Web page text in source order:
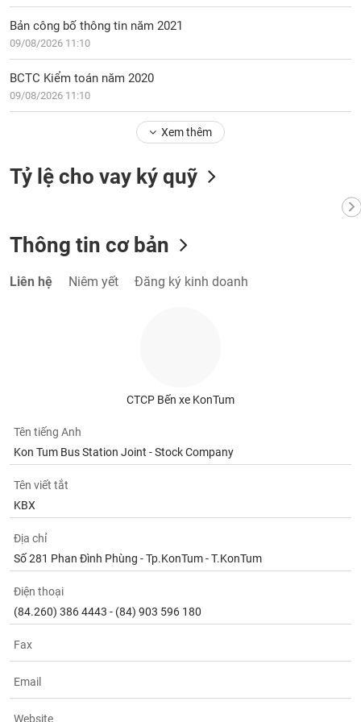
Bản công bố thông tin năm 2021
09/08/2026 11:10
BCTC Kiểm toán năm 2020
09/08/2026 11:10
Xem thêm
Tỷ lệ cho vay ký quỹ
Thông tin cơ bản
Liên hệ Niêm yết Đăng ký kinh doanh
CTCP Bến xe KonTum
Tên tiếng Anh
Kon Tum Bus Station Joint - Stock Company
Tên viết tắt
KBX
Địa chỉ
Số 281 Phan Đình Phùng - Tp.KonTum - T.KonTum
Điện thoại
(84.260) 386 4443 - (84) 903 596 180
Fax
Email
Website
VỤ
TRUYỀN
THÔNG
ĐỘNG
SẢN
(-)
Tất cả Người nội bộ Người liên quan Cổ đông lớn
Tin
(-)
Bài
viết
của
tác
giả
(-)
Báo
cáo